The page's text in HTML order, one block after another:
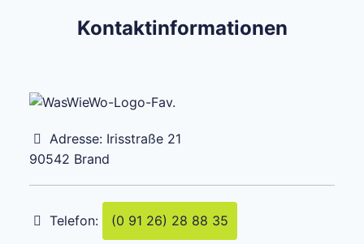
Kontaktinformationen
Adresse: Irisstraße 21
90542 Brand
Telefon: (0 91 26) 28 88 35